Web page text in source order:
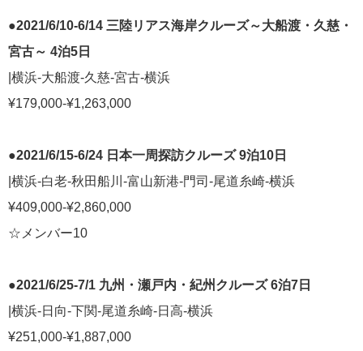
●2021/6/10-6/14 三陸リアス海岸クルーズ～大船渡・久慈・
宮古～ 4泊5日
|横浜-大船渡-久慈-宮古-横浜
¥179,000-¥1,263,000
●2021/6/15-6/24 日本一周探訪クルーズ 9泊10日
|横浜-白老-秋田船川-富山新港-門司-尾道糸崎-横浜
¥409,000-¥2,860,000
☆メンバー10
●2021/6/25-7/1 九州・瀬戸内・紀州クルーズ 6泊7日
|横浜-日向-下関-尾道糸崎-日高-横浜
¥251,000-¥1,887,000